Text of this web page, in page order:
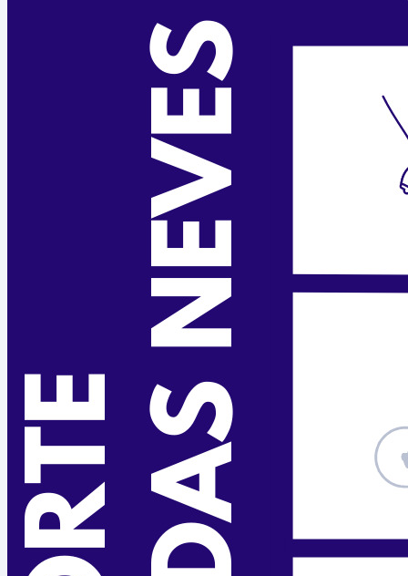
Mocidade
Comunicación
Festexos
Diríxete ao Concello
Escoitámoste